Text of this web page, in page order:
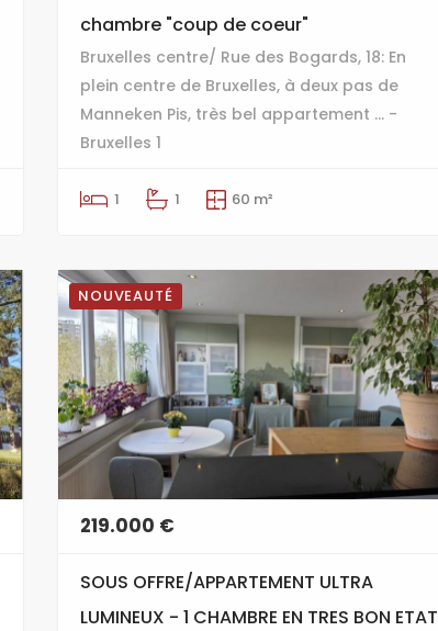
chambre "coup de coeur"
Bruxelles centre/ Rue des Bogards, 18: En
plein centre de Bruxelles, à deux pas de
Manneken Pis, très bel appartement ... -
Bruxelles 1
1 1 60 m²
NOUVEAUTÉ
219.000 €
SOUS OFFRE/APPARTEMENT ULTRA
LUMINEUX - 1 CHAMBRE EN TRES BON ETAT